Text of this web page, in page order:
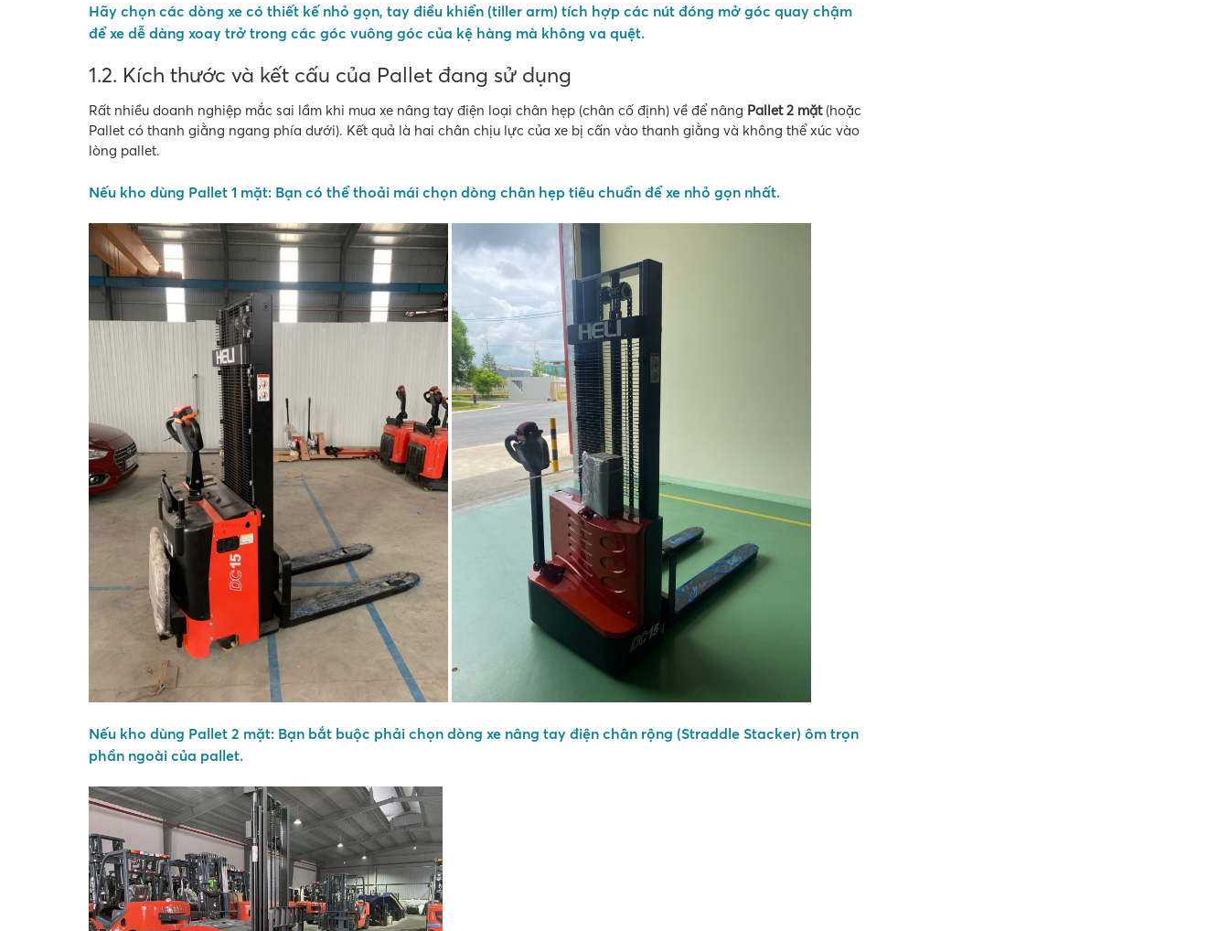
Hãy chọn các dòng xe có thiết kế nhỏ gọn, tay điều khiển (tiller arm) tích hợp các nút đóng mở góc quay chậm
để xe dễ dàng xoay trở trong các góc vuông góc của kệ hàng mà không va quệt.
1.2. Kích thước và kết cấu của Pallet đang sử dụng
Rất nhiều doanh nghiệp mắc sai lầm khi mua xe nâng tay điện loại chân hẹp (chân cố định) về để nâng Pallet 2 mặt(hoặc
Pallet có thanh giằng ngang phía dưới). Kết quả là hai chân chịu lực của xe bị cấn vào thanh giằng và không thể xúc vào
lòng pallet.
Nếu kho dùng Pallet 1 mặt: Bạn có thể thoải mái chọn dòng chân hẹp tiêu chuẩn để xe nhỏ gọn nhất.
Nếu kho dùng Pallet 2 mặt: Bạn bắt buộc phải chọn dòng xe nâng tay điện chân rộng (Straddle Stacker) ôm trọn
phần ngoài của pallet.